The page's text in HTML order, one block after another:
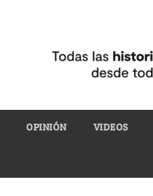
OPINIÓN VIDEOS